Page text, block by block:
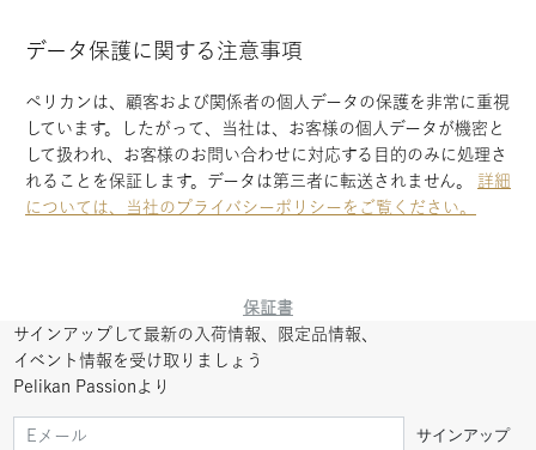
データ保護に関する注意事項
ペリカンは、顧客および関係者の個人データの保護を非常に重視
しています。したがって、当社は、お客様の個人データが機密と
して扱われ、お客様のお問い合わせに対応する目的のみに処理さ
れることを保証します。データは第三者に転送されません。 詳細
については、当社のプライバシーポリシーをご覧ください。
保証書
サインアップして最新の入荷情報、限定品情報、
イベント情報を受け取りましょう
Pelikan Passionより
サインアップ